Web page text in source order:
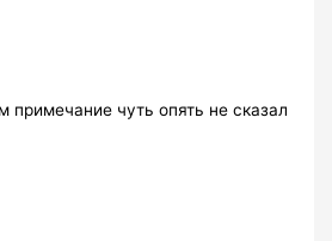
примечание чуть опять не сказал